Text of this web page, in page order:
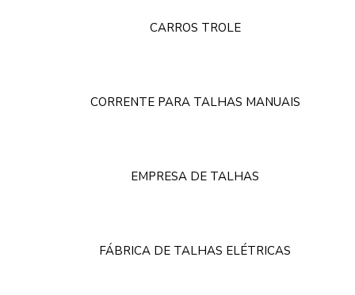
CARROS TROLE
CORRENTE PARA TALHAS MANUAIS
EMPRESA DE TALHAS
FÁBRICA DE TALHAS ELÉTRICAS